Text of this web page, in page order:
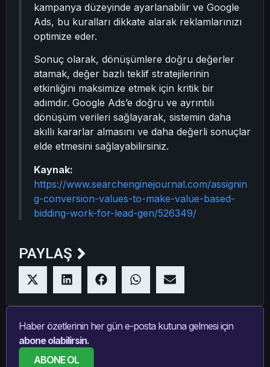
kampanya düzeyinde ayarlanabilir ve Google
Ads, bu kuralları dikkate alarak reklamlarınızı
optimize eder.
Sonuç olarak, dönüşümlere doğru değerler
atamak, değer bazlı teklif stratejilerinin
etkinliğini maksimize etmek için kritik bir
adımdır. Google Ads’e doğru ve ayrıntılı
dönüşüm verileri sağlayarak, sistemin daha
akıllı kararlar almasını ve daha değerli sonuçlar
elde etmesini sağlayabilirsiniz.
Kaynak:
https://www.searchenginejournal.com/assignin
g-conversion-values-to-make-value-based-
bidding-work-for-lead-gen/526349/
PAYLAŞ
Haber özetlerinin her gün e-posta kutuna gelmesi için
abone olabilirsin.
ABONE OL